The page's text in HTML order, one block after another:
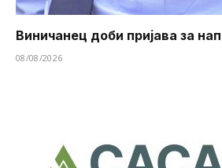
Виничанец доби пријава за
08/08/2026